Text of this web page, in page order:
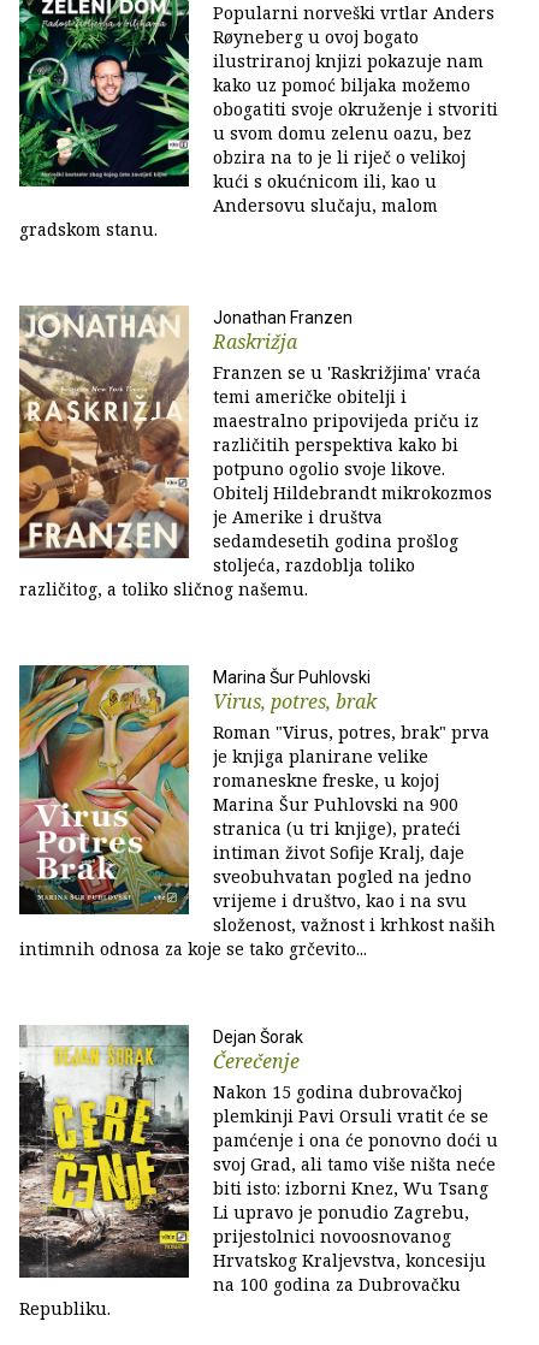
Popularni norveški vrtlar Anders
Røyneberg u ovoj bogato
ilustriranoj knjizi pokazuje nam
kako uz pomoć biljaka možemo
obogatiti svoje okruženje i stvoriti
u svom domu zelenu oazu, bez
obzira na to je li riječ o velikoj
kući s okućnicom ili, kao u
Andersovu slučaju, malom
gradskom stanu.
Jonathan Franzen
Raskrižja
Franzen se u 'Raskrižjima' vraća
temi američke obitelji i
maestralno pripovijeda priču iz
različitih perspektiva kako bi
potpuno ogolio svoje likove.
Obitelj Hildebrandt mikrokozmos
je Amerike i društva
sedamdesetih godina prošlog
stoljeća, razdoblja toliko
različitog, a toliko sličnog našemu.
Marina Šur Puhlovski
Virus, potres, brak
Roman "Virus, potres, brak" prva
je knjiga planirane velike
romaneskne freske, u kojoj
Marina Šur Puhlovski na 900
stranica (u tri knjige), prateći
intiman život Sofije Kralj, daje
sveobuhvatan pogled na jedno
vrijeme i društvo, kao i na svu
složenost, važnost i krhkost naših
intimnih odnosa za koje se tako grčevito...
Dejan Šorak
Čerečenje
Nakon 15 godina dubrovačkoj
plemkinji Pavi Orsuli vratit će se
pamćenje i ona će ponovno doći u
svoj Grad, ali tamo više ništa neće
biti isto: izborni Knez, Wu Tsang
Li upravo je ponudio Zagrebu,
prijestolnici novoosnovanog
Hrvatskog Kraljevstva, koncesiju
na 100 godina za Dubrovačku
Republiku.